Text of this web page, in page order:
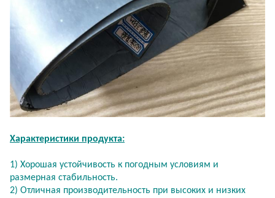
Характеристики продукта:
1) Хорошая устойчивость к погодным условиям и
размерная стабильность.
2) Отличная производительность при высоких и низких